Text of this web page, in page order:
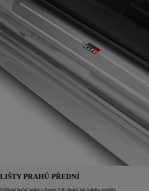
LIŠTY PRAHŮ PŘEDNÍ
Stříbrné boční prahy s logem GR chrání lak vašeho vozidla.